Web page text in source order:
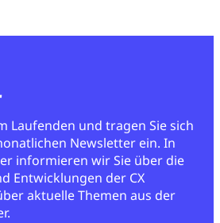
Laufenden und tragen Sie sich
Newsletter ein. In
informieren wir Sie über die
Entwicklungen der CX
aktuelle Themen aus der